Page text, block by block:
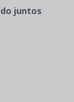
juntos